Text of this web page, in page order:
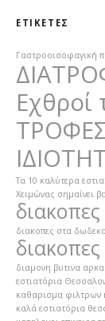
ΕΤΙΚΈΤΕΣ
Γαστροοισοφαγική
Εχθροί
Τα 10 καλύτερα
Χειμώνας σημαίνει
διακοπες
διακοπες στα
διαμονη βυτινα
εστιατόρια
καθαρισμα φιλτρων
καλά εστιατόρια